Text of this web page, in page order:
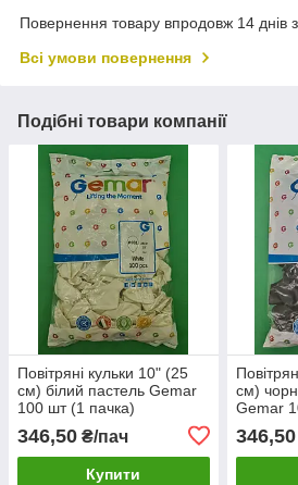
Повернення товару впродовж 14 днів
Всі умови повернення
Подібні товари компанії
Повітряні кульки 10" (25
см) білий пастель Gemar
100 шт (1 пачка)
346,50 ₴/пач
Купити
см)
Gemar
346,50